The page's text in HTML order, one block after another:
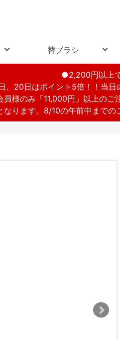
替ブラシ
●2,200円以上
、20日はポイント5倍！！当日
様のみ「11,000円」以上のご
ります。8/10の午前中までの